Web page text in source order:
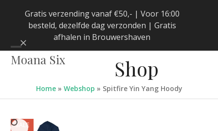
Gratis verzending vanaf €50,- | Voor 16:00
besteld, dezelfde dag verzonden | Gratis
afhalen in Brouwershaven
Negeren
Moana Six
Open
menu
Close
menu
Shop
Home» Webshop » Spitfire Yin Yang Hoody
SALE